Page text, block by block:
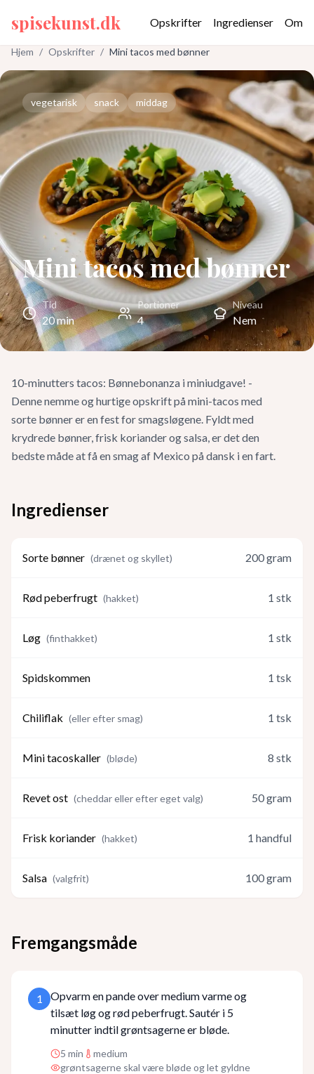
spisekunst.dk Opskrifter Ingredienser Om
Hjem / Opskrifter / Mini tacos med bønner
vegetarisk snack middag
Mini tacos med bønner
Tid
20min
Portioner
4
Niveau
Nem
10-minutters tacos: Bønnebonanza i miniudgave! -
Denne nemme og hurtige opskrift på mini-tacos med
sorte bønner er en fest for smagsløgene. Fyldt med
krydrede bønner, frisk koriander og salsa, er det den
bedste måde at få en smag af Mexico på dansk i en fart.
Ingredienser
Sorte bønner (drænet og skyllet) 200gram
Rød peberfrugt (hakket) 1 stk
Løg (finthakket) 1 stk
Spidskommen 1 tsk
Chiliflak (eller efter smag) 1 tsk
Mini tacoskaller (bløde) 8 stk
Revet ost (cheddar eller efter eget valg) 50gram
Frisk koriander (hakket) 1 handful
Salsa (valgfrit) 100gram
Fremgangsmåde
1
Opvarm en pande over medium varme og
tilsæt løg og rød peberfrugt. Sautér i 5
minutter indtil grøntsagerne er bløde.
5 min
medium
grøntsagerne skal være bløde og let gyldne